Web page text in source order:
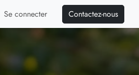
Se connecter Contactez-nous